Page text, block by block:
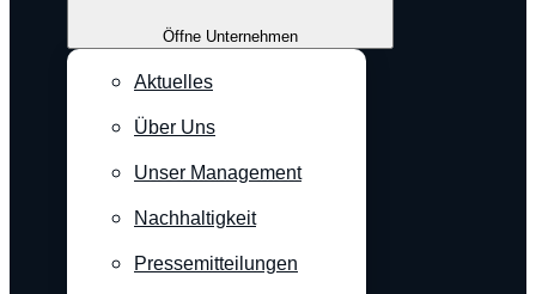
Öffne Unternehmen
Aktuelles
Über Uns
Unser Management
Nachhaltigkeit
Pressemitteilungen